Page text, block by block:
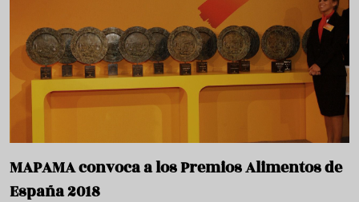
MAPAMA convoca a los Premios Alimentos de
España 2018